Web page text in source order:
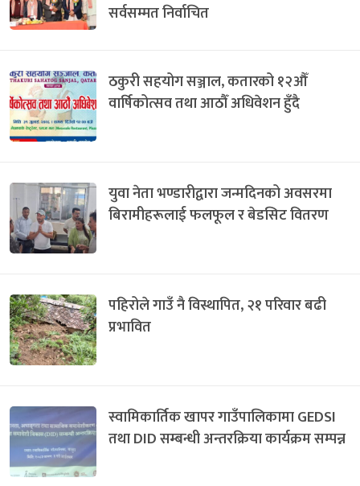
सर्वसम्मत निर्वाचित
ठकुरी सहयोग सञ्जाल, कतारको १२औँ
वार्षिकोत्सव तथा आठौँ अधिवेशन हुँदै
युवा नेता भण्डारीद्वारा जन्मदिनको अवसरमा
बिरामीहरूलाई फलफूल र बेडसिट वितरण
पहिरोले गाउँ नै विस्थापित, २१ परिवार बढी
प्रभावित
स्वामिकार्तिक खापर गाउँपालिकामा GEDSI
तथा DID सम्बन्धी अन्तरक्रिया कार्यक्रम सम्पन्न